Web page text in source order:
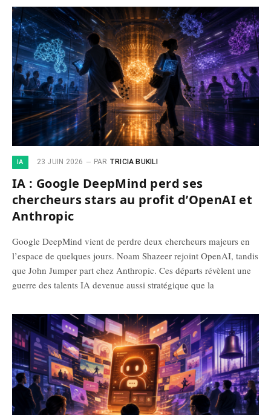
IA 23 JUIN 2026 PAR TRICIA BUKILI
IA : Google DeepMind perd ses
chercheurs stars au profit d’OpenAI et
Anthropic
Google DeepMind vient de perdre deux chercheurs majeurs en
l’espace de quelques jours. Noam Shazeer rejoint OpenAI, tandis
que John Jumper part chez Anthropic. Ces départs révèlent une
guerre des talents IA devenue aussi stratégique que la